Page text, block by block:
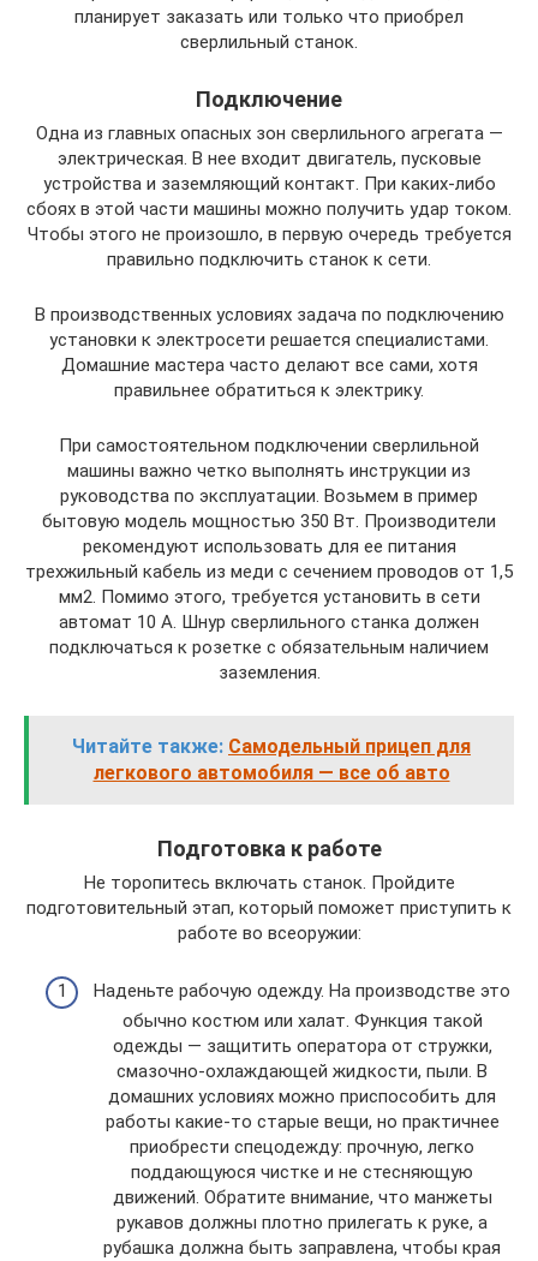
планирует заказать или только что приобрел
сверлильный станок.
Подключение
Одна из главных опасных зон сверлильного агрегата —
электрическая. В нее входит двигатель, пусковые
устройства и заземляющий контакт. При каких-либо
сбоях в этой части машины можно получить удар током.
Чтобы этого не произошло, в первую очередь требуется
правильно подключить станок к сети.
В производственных условиях задача по подключению
установки к электросети решается специалистами.
Домашние мастера часто делают все сами, хотя
правильнее обратиться к электрику.
При самостоятельном подключении сверлильной
машины важно четко выполнять инструкции из
руководства по эксплуатации. Возьмем в пример
бытовую модель мощностью 350 Вт. Производители
рекомендуют использовать для ее питания
трехжильный кабель из меди с сечением проводов от 1,5
мм2. Помимо этого, требуется установить в сети
автомат 10 А. Шнур сверлильного станка должен
подключаться к розетке с обязательным наличием
заземления.
Читайте также: Самодельный прицеп для
легкового автомобиля — все об авто
Подготовка к работе
Не торопитесь включать станок. Пройдите
подготовительный этап, который поможет приступить к
работе во всеоружии:
Наденьте рабочую одежду. На производстве это
обычно костюм или халат. Функция такой
одежды — защитить оператора от стружки,
смазочно-охлаждающей жидкости, пыли. В
домашних условиях можно приспособить для
работы какие-то старые вещи, но практичнее
приобрести спецодежду: прочную, легко
поддающуюся чистке и не стесняющую
движений. Обратите внимание, что манжеты
рукавов должны плотно прилегать к руке, а
рубашка должна быть заправлена, чтобы края